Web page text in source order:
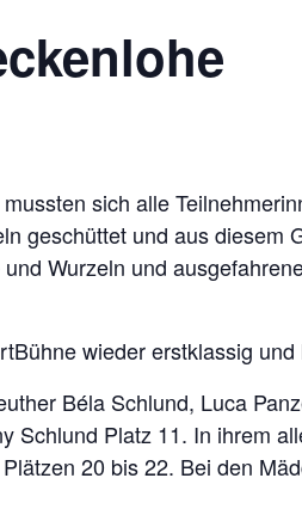
sich alle
geschüttet und aus diesem
Wurzeln und
wieder erstklassig
Béla Schlund, Luca
Schlund Platz 11. In ihrem
20 bis 22. Bei den